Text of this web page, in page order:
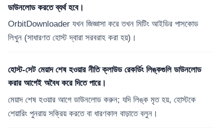
ডাউনলোড করতে ব্যর্থ হবে।
OrbitDownloader যখন জিজ্ঞাসা করে তখন মিটিং আইডির পাসকোড
লিখুন (সাধারণত হোস্ট দ্বারা সরবরাহ করা হয়)।
হোস্ট-সেট মেয়াদ শেষ হওয়ার নীতি ক্লাউড রেকর্ডিং লিঙ্কগুলি ডাউনলোড
করার আগেই অবৈধ করে দিতে পারে।
মেয়াদ শেষ হওয়ার আগে ডাউনলোড করুন; যদি লিঙ্ক মৃত হয়, হোস্টকে
শেয়ারিং পুনরায় সক্রিয় করতে বা ধারণকাল বাড়াতে বলুন।